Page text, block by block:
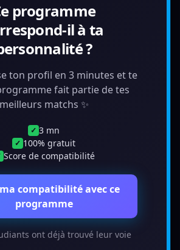
programme
il à ta
?
ton profil en 3 minutes et te
fait partie de tes
meilleurs matchs ✨
✓ 3 mn
✓ 100% gratuit
Score de compatibilité
compatibilité avec ce
programme
ont déjà trouvé leur voie